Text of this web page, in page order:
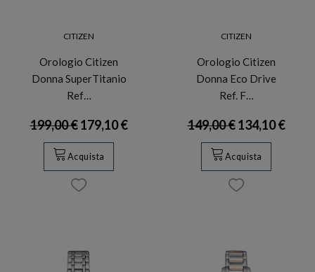
CITIZEN
Orologio Citizen
Donna SuperTitanio
Ref…
199,00 €179,10 €
Acquista
CITIZEN
Orologio Citizen
Donna Eco Drive
Ref. F…
149,00 €134,10 €
Acquista